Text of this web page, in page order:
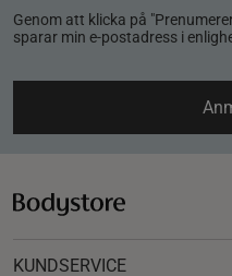
Genom att klicka på
sparar min e-postadress i
KUNDSERVICE